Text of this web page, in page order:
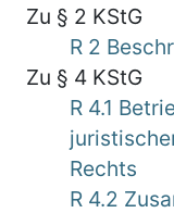
Zu § 2 KStG
R 2
Zu § 4 KStG
R 4.1
Rechts
R 4.2